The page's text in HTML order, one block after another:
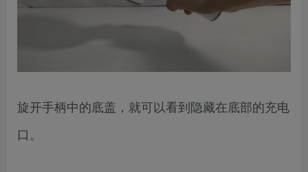
旋开手柄中的底盖，就可以看到隐藏在底部的充电
口。